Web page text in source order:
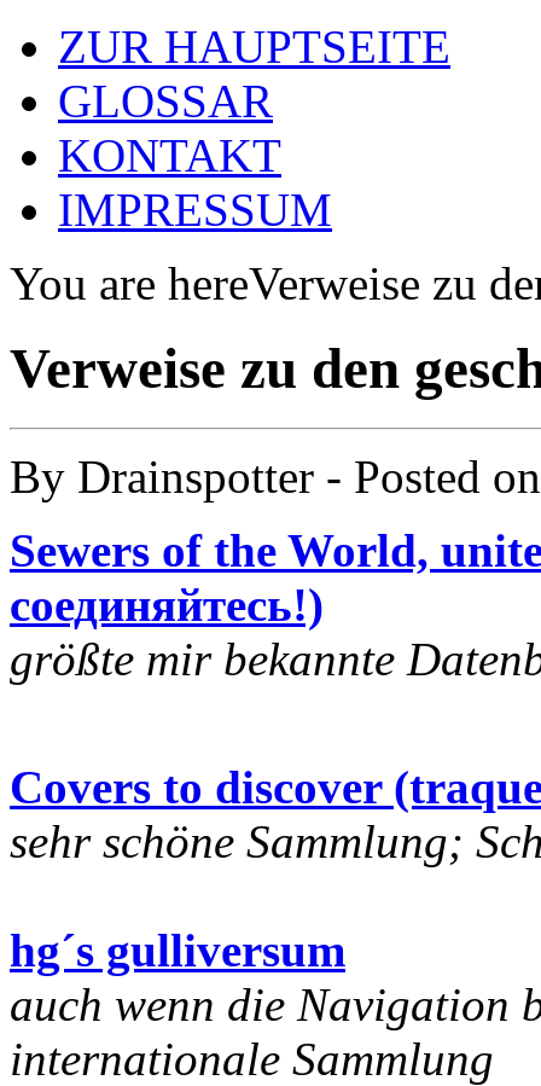
ZUR HAUPTSEITE
GLOSSAR
KONTAKT
IMPRESSUM
You are hereVerweise zu
Verweise zu den
By Drainspotter - Posted
Sewers of the World,
соединяйтесь!)
größte mir bekannte
Covers to discover
sehr schöne Sammlung;
hg´s gulliversum
auch wenn die Navigation
internationale Sammlung